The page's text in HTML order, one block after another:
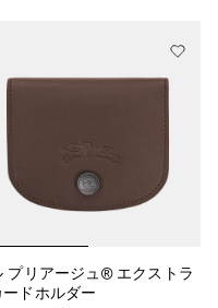
トラ
ードホルダー